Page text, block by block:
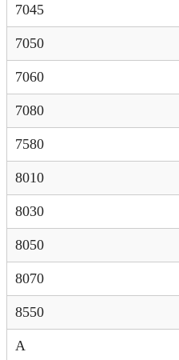
7045
7050
7060
7080
7580
8010
8030
8050
8070
8550
A